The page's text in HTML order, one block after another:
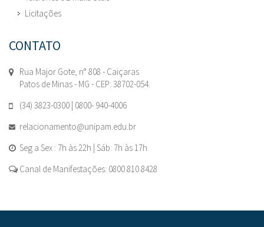
Licitações
CONTATO
Rua Major Gote, n° 808 - Caiçaras
Patos de Minas - MG - CEP: 38702-054.
(34) 3823-0300 | 0800- 940-4006
relacionamento@unipam.edu.br
Seg a Sex : 7h às 22h | Sáb: 7h às 17h
Canal de Manifestações: 0800 810 8428